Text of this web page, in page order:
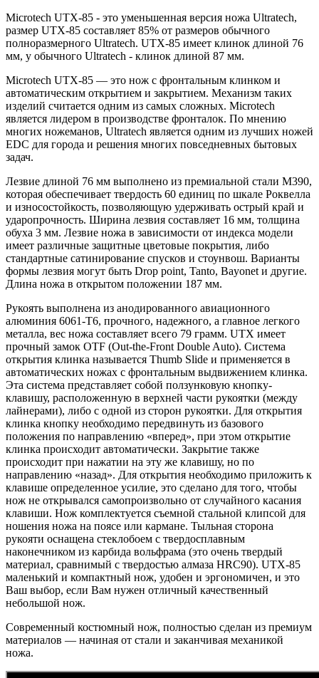
Microtech UTX-85 - это уменьшенная версия ножа Ultratech,
размер UTX-85 составляет 85% от размеров обычного
полноразмерного Ultratech. UTX-85 имеет клинок длиной 76
мм, у обычного Ultratech - клинок длиной 87 мм.
Microtech UTX-85 — это нож с фронтальным клинком и
автоматическим открытием и закрытием. Механизм таких
изделий считается одним из самых сложных. Microtech
является лидером в производстве фронталок. По мнению
многих ножеманов, Ultratech является одним из лучших ножей
EDC для города и решения многих повседневных бытовых
задач.
Лезвие длиной 76 мм выполнено из премиальной стали M390,
которая обеспечивает твердость 60 единиц по шкале Роквелла
и износостойкость, позволяющую удерживать острый край и
ударопрочность. Ширина лезвия составляет 16 мм, толщина
обуха 3 мм. Лезвие ножа в зависимости от индекса модели
имеет различные защитные цветовые покрытия, либо
стандартные сатинирование спусков и стоунвош. Варианты
формы лезвия могут быть Drop point, Tanto, Bayonet и другие.
Длина ножа в открытом положении 187 мм.
Рукоять выполнена из анодированного авиационного
алюминия 6061-T6, прочного, надежного, а главное легкого
металла, вес ножа составляет всего 79 грамм. UTX имеет
прочный замок OTF (Out-the-Front Double Auto). Система
открытия клинка называется Thumb Slide и применяется в
автоматических ножах с фронтальным выдвижением клинка.
Эта система представляет собой ползунковую кнопку-
клавишу, расположенную в верхней части рукоятки (между
лайнерами), либо с одной из сторон рукоятки. Для открытия
клинка кнопку необходимо передвинуть из базового
положения по направлению «вперед», при этом открытие
клинка происходит автоматически. Закрытие также
происходит при нажатии на эту же клавишу, но по
направлению «назад». Для открытия необходимо приложить к
клавише определенное усилие, это сделано для того, чтобы
нож не открывался самопроизвольно от случайного касания
клавиши. Нож комплектуется съемной стальной клипсой для
ношения ножа на поясе или кармане. Тыльная сторона
рукояти оснащена стеклобоем с твердосплавным
наконечником из карбида вольфрама (это очень твердый
материал, сравнимый с твердостью алмаза HRC90). UTX-85
маленький и компактный нож, удобен и эргономичен, и это
Ваш выбор, если Вам нужен отличный качественный
небольшой нож.
Современный костюмный нож, полностью сделан из премиум
материалов — начиная от стали и заканчивая механикой
ножа.